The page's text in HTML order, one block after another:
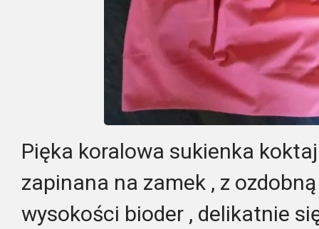
Pięka koralowa sukienka
zapinana na zamek , z
wysokości bioder , delikatnie